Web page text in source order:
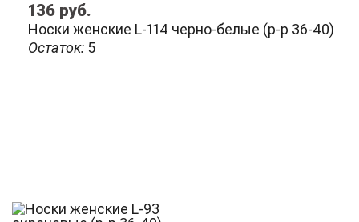
Остаток: 5
Носки женские L-114 черно-белые (р-р 36-40)
136 руб.